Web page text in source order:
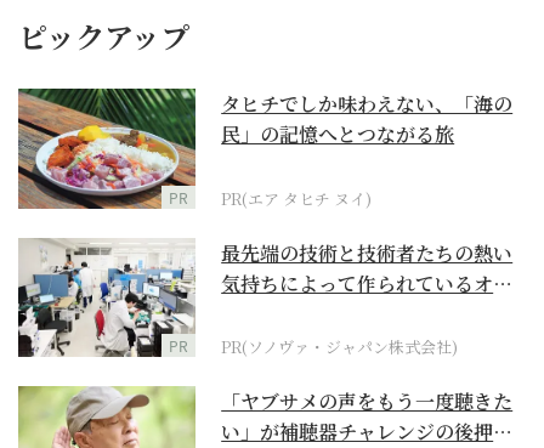
ピックアップ
PR
タヒチでしか味わえない、「海の
民」の記憶へとつながる旅
PR(エア タヒチ ヌイ)
PR
最先端の技術と技術者たちの熱い
気持ちによって作られているオー
PR(ソノヴァ・ジャパン株式会社)
「ヤブサメの声をもう一度聴きた
い」が補聴器チャレンジの後押し